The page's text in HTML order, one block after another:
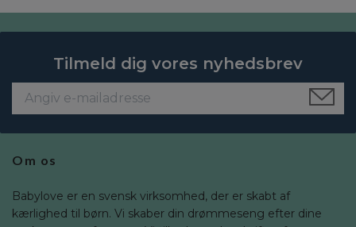
Tilmeld dig vores nyhedsbrev
Om os
Babylove er en svensk virksomhed, der er skabt af
kærlighed til børn. Vi skaber din drømmeseng efter dine